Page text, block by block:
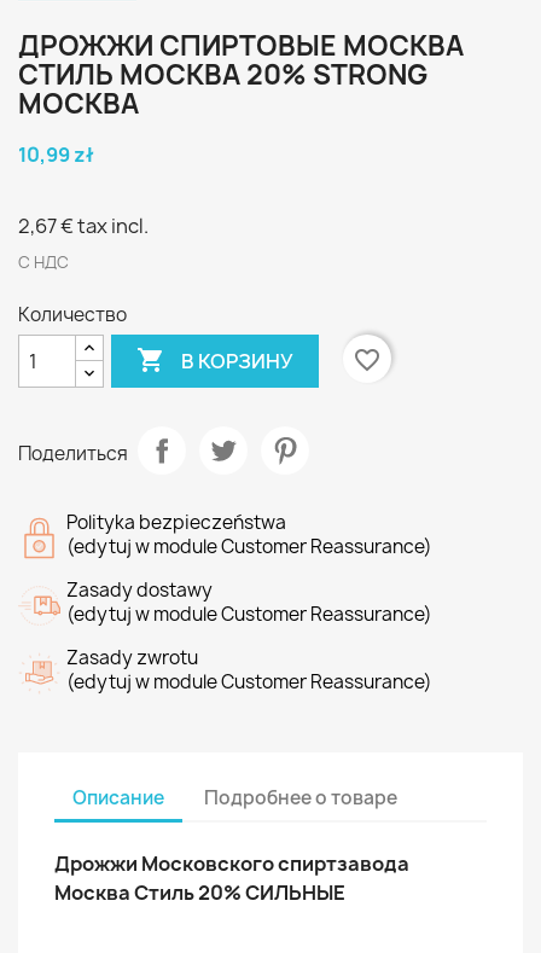
ДРОЖЖИ СПИРТОВЫЕ МОСКВА
СТИЛЬ МОСКВА 20% STRONG
МОСКВА
10,99 zł
2,67 €tax incl.
С НДС
Количество
 В КОРЗИНУ favorite_border
Поделиться
Polityka bezpieczeństwa
(edytuj w module Customer Reassurance)
Zasady dostawy
(edytuj w module Customer Reassurance)
Zasady zwrotu
(edytuj w module Customer Reassurance)
Описание Подробнее о товаре
Дрожжи Московского спиртзавода
Москва Стиль 20% СИЛЬНЫЕ